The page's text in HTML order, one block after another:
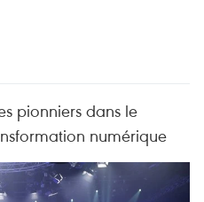
pionniers dans le
numérique